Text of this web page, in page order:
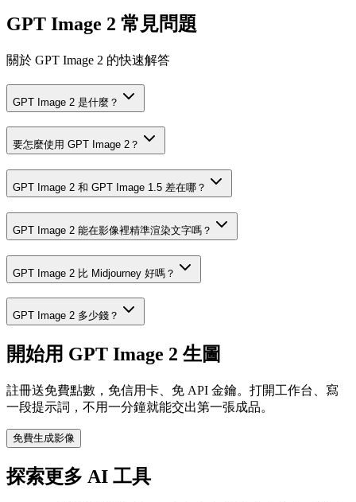
GPT Image 2 常見問題
關於 GPT Image 2 的快速解答
GPT Image 2 是什麼？
要怎麼使用 GPT Image 2？
GPT Image 2 和 GPT Image 1.5 差在哪？
GPT Image 2 能在影像裡精準渲染文字嗎？
GPT Image 2 比 Midjourney 好嗎？
GPT Image 2 多少錢？
開始用 GPT Image 2 生圖
註冊送免費點數，免信用卡、免 API 金鑰。打開工作台、寫
一段提示詞，不用一分鐘就能交出第一張成品。
免費生成影像
探索更多 AI 工具